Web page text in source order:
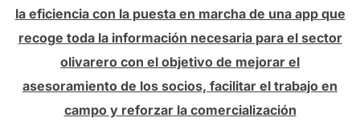
la eficiencia con la puesta en marcha de una app que
recoge toda la información necesaria para el sector
olivarero con el objetivo de mejorar el
asesoramiento de los socios, facilitar el trabajo en
campo y reforzar la comercialización